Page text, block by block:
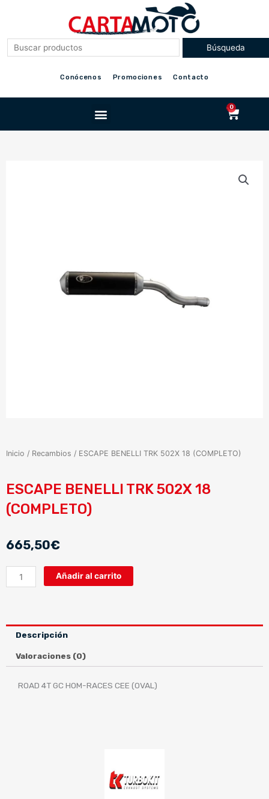
Conócenos Promociones Contacto
Menu 0
Inicio / Recambios / ESCAPE BENELLI TRK 502X 18 (COMPLETO)
ESCAPE BENELLI TRK 502X 18
(COMPLETO)
665,50€
ESCAPE
BENELLI
18
(COMPLETO)
cantidad
Añadir al carrito
Descripción
Valoraciones (0)
ROAD 4T GC HOM-RACES CEE (OVAL)